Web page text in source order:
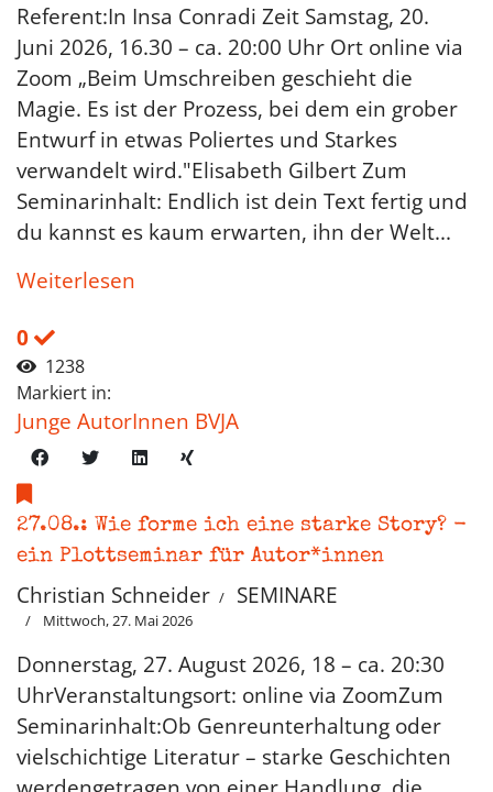
Referent:In Insa Conradi Zeit Samstag, 20.
Juni 2026, 16.30 – ca. 20:00 Uhr Ort online via
Zoom „Beim Umschreiben geschieht die
Magie. Es ist der Prozess, bei dem ein grober
Entwurf in etwas Poliertes und Starkes
verwandelt wird."Elisabeth Gilbert Zum
Seminarinhalt: Endlich ist dein Text fertig und
du kannst es kaum erwarten, ihn der Welt...
Weiterlesen
0
1238
Markiert in:
Junge AutorInnen BVJA
27.08.: Wie forme ich eine starke Story? -
ein Plottseminar für Autor*innen
Christian Schneider SEMINARE
Mittwoch, 27. Mai 2026
Donnerstag, 27. August 2026, 18 – ca. 20:30
UhrVeranstaltungsort: online via ZoomZum
Seminarinhalt:Ob Genreunterhaltung oder
vielschichtige Literatur – starke Geschichten